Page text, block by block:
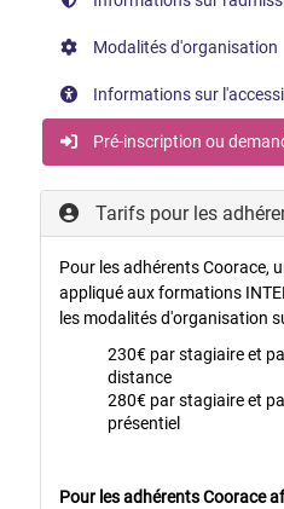
Modalités d'organisation
Informations sur
Pré-inscription ou
Tarifs pour les
Pour les adhérents Coorace,
appliqué aux formations
les modalités d'organisation
230€ par stagiaire et
distance
280€ par stagiaire et
présentiel
Pour les adhérents Coorace